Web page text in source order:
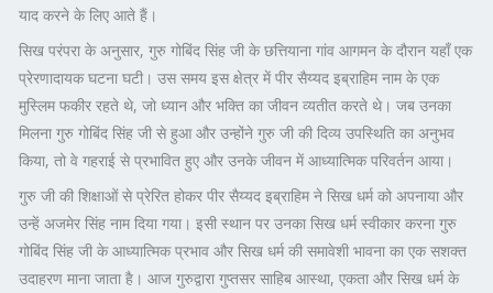
याद करने के लिए आते हैं।
सिख परंपरा के अनुसार, गुरु गोबिंद सिंह जी के छत्तियाना गांव आगमन के दौरान यहाँ एक
प्रेरणादायक घटना घटी। उस समय इस क्षेत्र में पीर सैय्यद इब्राहिम नाम के एक
मुस्लिम फकीर रहते थे, जो ध्यान और भक्ति का जीवन व्यतीत करते थे। जब उनका
मिलना गुरु गोबिंद सिंह जी से हुआ और उन्होंने गुरु जी की दिव्य उपस्थिति का अनुभव
किया, तो वे गहराई से प्रभावित हुए और उनके जीवन में आध्यात्मिक परिवर्तन आया।
गुरु जी की शिक्षाओं से प्रेरित होकर पीर सैय्यद इब्राहिम ने सिख धर्म को अपनाया और
उन्हें अजमेर सिंह नाम दिया गया। इसी स्थान पर उनका सिख धर्म स्वीकार करना गुरु
गोबिंद सिंह जी के आध्यात्मिक प्रभाव और सिख धर्म की समावेशी भावना का एक सशक्त
उदाहरण माना जाता है। आज गुरुद्वारा गुप्तसर साहिब आस्था, एकता और सिख धर्म के